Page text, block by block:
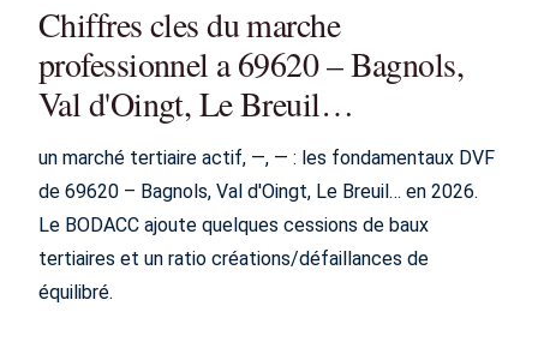
Chiffres cles du marche
professionnel a 69620 – Bagnols,
Val d'Oingt, Le Breuil…
un marché tertiaire actif, —, — : les fondamentaux DVF
de 69620 – Bagnols, Val d'Oingt, Le Breuil… en 2026.
Le BODACC ajoute quelques cessions de baux
tertiaires et un ratio créations/défaillances de
équilibré.